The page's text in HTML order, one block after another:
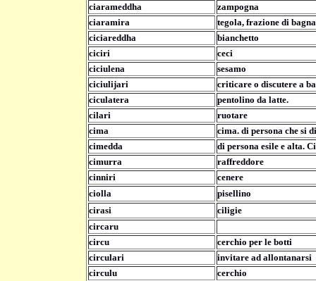
ciarameddha
zampogna
ciaramira
tegola, frazione di
ciciareddha
bianchetto
ciciri
ceci
ciciulena
sesamo
ciciulijari
criticare o discutere a
ciculatera
pentolino da latte.
cilari
ruotare
cima
cima. di persona che si
cimedda
di persona esile e alta.
cimurra
raffreddore
cinniri
cenere
ciolla
pisellino
cirasi
ciligie
circaru
circu
cerchio per le botti
circulari
invitare ad allontanarsi
circulu
cerchio